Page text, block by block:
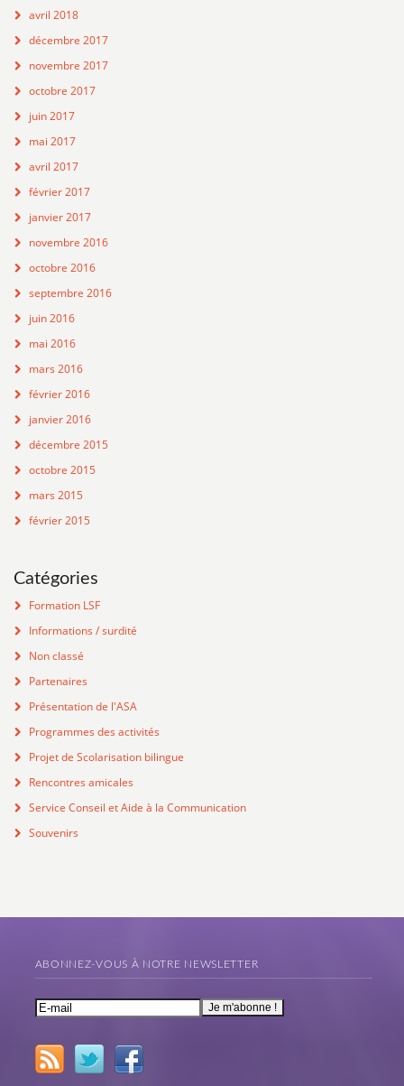
avril 2018
décembre 2017
novembre 2017
octobre 2017
juin 2017
mai 2017
avril 2017
février 2017
janvier 2017
novembre 2016
octobre 2016
septembre 2016
juin 2016
mai 2016
mars 2016
février 2016
janvier 2016
décembre 2015
octobre 2015
mars 2015
février 2015
Catégories
Formation LSF
Informations / surdité
Non classé
Partenaires
Présentation de l'ASA
Programmes des activités
Projet de Scolarisation bilingue
Rencontres amicales
Service Conseil et Aide à la Communication
Souvenirs
ABONNEZ-VOUS À NOTRE NEWSLETTER